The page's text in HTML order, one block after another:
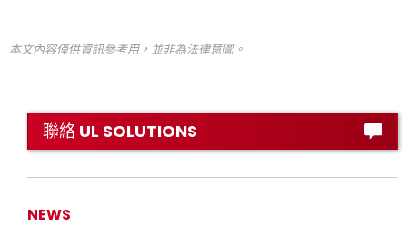
本文內容僅供資訊參考用，並非為法律意圖。
聯絡 UL SOLUTIONS
NEWS